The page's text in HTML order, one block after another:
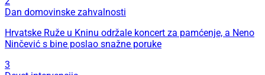
Dan domovinske zahvalnosti
Hrvatske Ruže u Kninu održale koncert za pamćenje, a Neno
Ninčević s bine poslao snažne poruke
3